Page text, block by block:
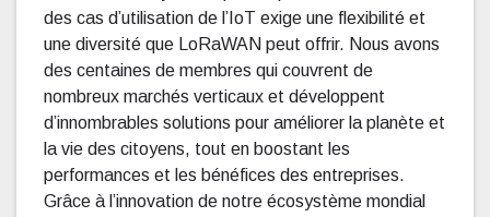
des cas d’utilisation de l’IoT exige une flexibilité et
une diversité que LoRaWAN peut offrir. Nous avons
des centaines de membres qui couvrent de
nombreux marchés verticaux et développent
d’innombrables solutions pour améliorer la planète et
la vie des citoyens, tout en boostant les
performances et les bénéfices des entreprises.
Grâce à l’innovation de notre écosystème mondial